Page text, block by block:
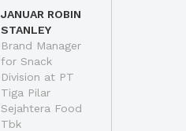
JANUAR ROBIN
STANLEY
Brand Manager
for Snack
Division at PT
Tiga Pilar
Sejahtera Food
Tbk